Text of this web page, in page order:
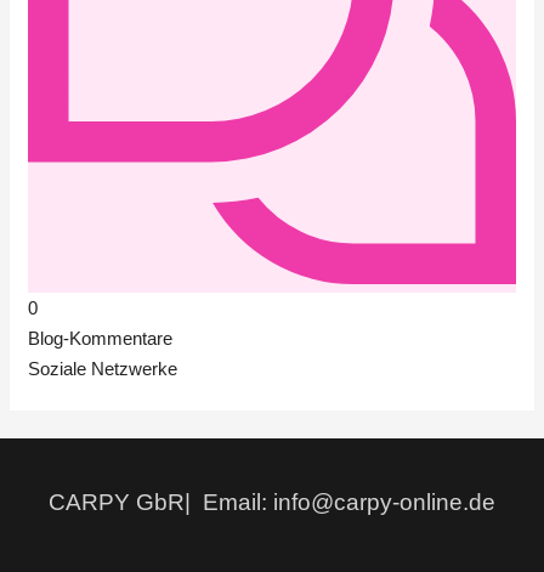
0
Blog-Kommentare
Soziale Netzwerke
CARPY GbR| Email: info@carpy-online.de